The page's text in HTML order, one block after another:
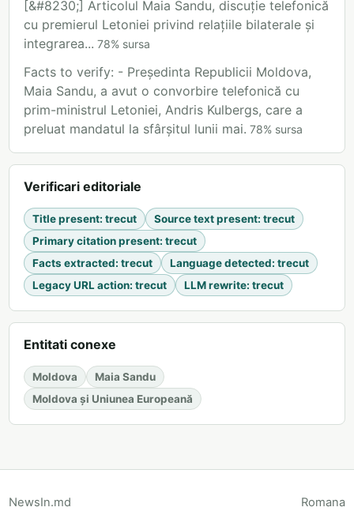
[&#8230;] Articolul Maia Sandu, discuție telefonică
cu premierul Letoniei privind relațiile bilaterale și
integrarea... 78% sursa
Facts to verify: - Președinta Republicii Moldova,
Maia Sandu, a avut o convorbire telefonică cu
prim-ministrul Letoniei, Andris Kulbergs, care a
preluat mandatul la sfârșitul lunii mai. 78% sursa
Verificari editoriale
Title present: trecut Source text present: trecut
Primary citation present: trecut
Facts extracted: trecut Language detected: trecut
Legacy URL action: trecut LLM rewrite: trecut
Entitati conexe
Moldova
Maia Sandu
Moldova și Uniunea Europeană
NewsIn.md Romana